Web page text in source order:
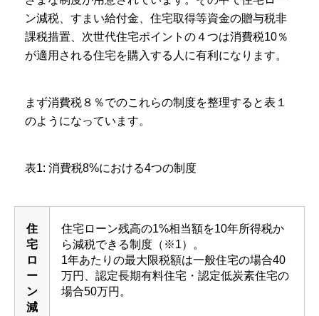
ン減税、すまい給付金、住宅取得等資金の贈与税非
課税措置、次世代住宅ポイントの４つは消費税10％
が適用される住宅を購入する人に有利になります。
まず消費税８％でのこれらの制度を整理すると表１
のようになっています。
表1: 消費税8%における4つの制度
住
宅
ロ
ー
ン
減
住宅ローン残高の1%相当額を10年所得税か
ら減税できる制度（※1）。
1年あたりの最大限税額は一般住宅の場合40
万円、認定長期有料住宅・認定低炭素住宅の
場合50万円。